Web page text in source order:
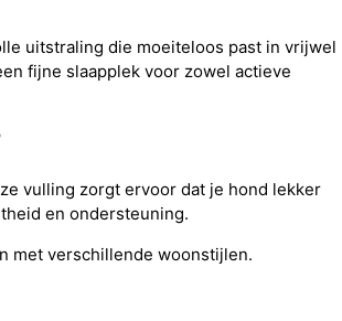
uitstraling die moeiteloos past in vrijwel
fijne slaapplek voor zowel actieve
vulling zorgt ervoor dat je hond lekker
en ondersteuning.
met verschillende woonstijlen.